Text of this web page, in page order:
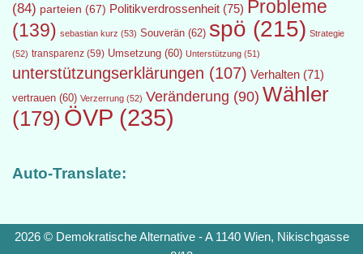
(84) parteien (67) Politikverdrossenheit (75) Probleme
(139) sebastian kurz (53) Souverän (62) spö (215) Strategie
(52) transparenz (59) Umsetzung (60) Unterstützung (51)
unterstützungserklärungen (107) Verhalten (71)
vertrauen (60) Verzerrung (52) Veränderung (90) Wähler
(179) ÖVP (235)
Auto-Translate:
2026 © Demokratische Alternative - A 1140 Wien, Nikischgasse